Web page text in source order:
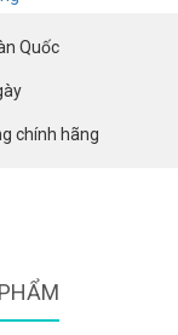
Quốc
chính hãng